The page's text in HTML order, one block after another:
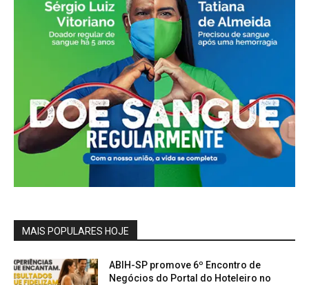
MAIS POPULARES HOJE
ABIH-SP promove 6º Encontro de
Negócios do Portal do Hoteleiro no